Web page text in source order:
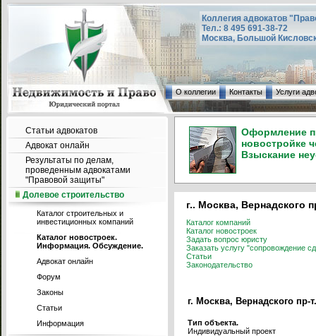
Коллегия адвокатов
Тел.: 8 495 691-38-72
Москва, Большой
О коллегии Контакты Услуги
Статьи адвокатов
Адвокат онлайн
Результаты по делам,
проведенным адвокатами
"Правовой защиты"
Долевое строительство
Каталог строительных и
инвестиционных компаний
Каталог новостроек.
Информация. Обсуждение.
Адвокат онлайн
Форум
Законы
Статьи
Информация
Оформление
новостройке
Взыскание
г.. Москва, Вернадского
Каталог компаний
Каталог новостроек
Задать вопрос юристу
Заказать услугу "сопровождение
Статьи
Законодательство
г. Москва, Вернадского пр-
Тип объекта.
Индивидуальный проект